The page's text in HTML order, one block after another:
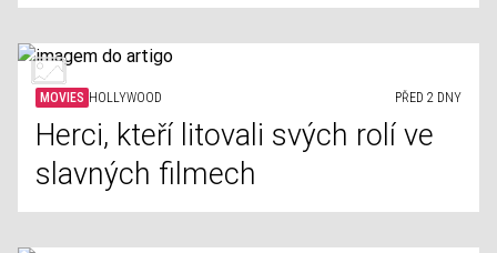
MOVIES HOLLYWOOD PŘED 2 DNY
Herci, kteří litovali svých rolí ve
slavných filmech